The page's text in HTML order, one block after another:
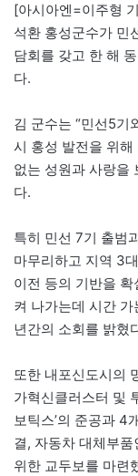
[아시아엔=이주형
석환 홍성군수가 민
담회를 갖고 한 해
다.
김 군수는 “민선5기
시 홍성 발전을 위해
없는 성원과 사랑을
다.
특히 민선 7기 출범
마무리하고 지역 3
이전 등의 기반을
켜 나가는데 시간
년간의 소회를 밝혔
또한 내포신도시의
가혁신클러스터 및
보틱스’의 준공과 4
결, 자동차 대체부
위한 교두보를 마련